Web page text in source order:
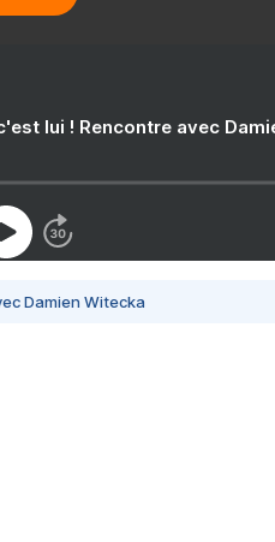
lui ! Rencontre avec
Damien Witecka